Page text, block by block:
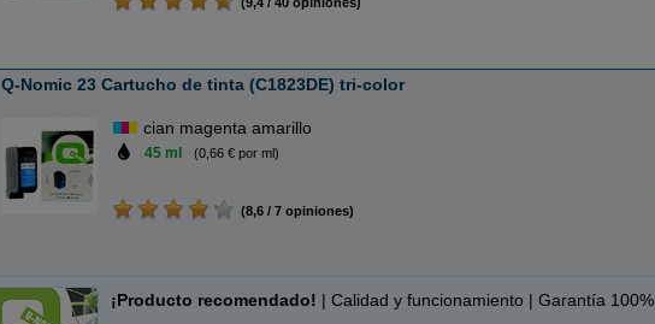
Q-Nomic 23 Cartucho de tinta (C1823DE) tri-color
cian magenta amarillo
45 ml (0,66 € por ml)
(8,6 / 7 opiniones)
¡Producto recomendado! | Calidad y funcionamiento | Garantía 100%